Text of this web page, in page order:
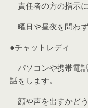
責任者の方の指示
曜日や昼夜を問わ
●チャットレディ
パソコンや携帯電
話をします。
顔や声を出すかど